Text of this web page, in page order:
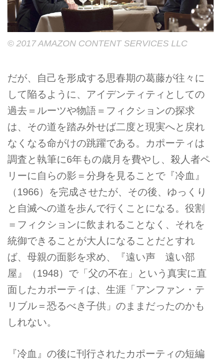
© 2017 AMAZON CONTENT SERVICES LLC
だが、自己を形成する思春期の葛藤が往々に
して陥るように、アイデンティティとしての
過去＝ルーツや物語＝フィクションの探求
は、その道を踏み外せば二度と現実へと戻れ
なくなる命がけの跳躍である。カポーティは
調査と執筆に6年もの歳月を費やし、殺人者ペ
リーに自らの影＝分身を見ることで『冷血』
（1966）を完成させたが、その後、ゆっくり
と自滅への道を歩んで行くことになる。役割
＝フィクションに飲まれることなく、それを
統御できることが大人になることだとすれ
ば、母親の面影を求め、『遠い声 遠い部
屋』（1948）で「父の不在」という真実に直
面したカポーティは、生涯「アンファン・テ
リブル＝恐るべき子供」のままだったのかも
しれない。
『冷血』の後に刊行されたカポーティの短編